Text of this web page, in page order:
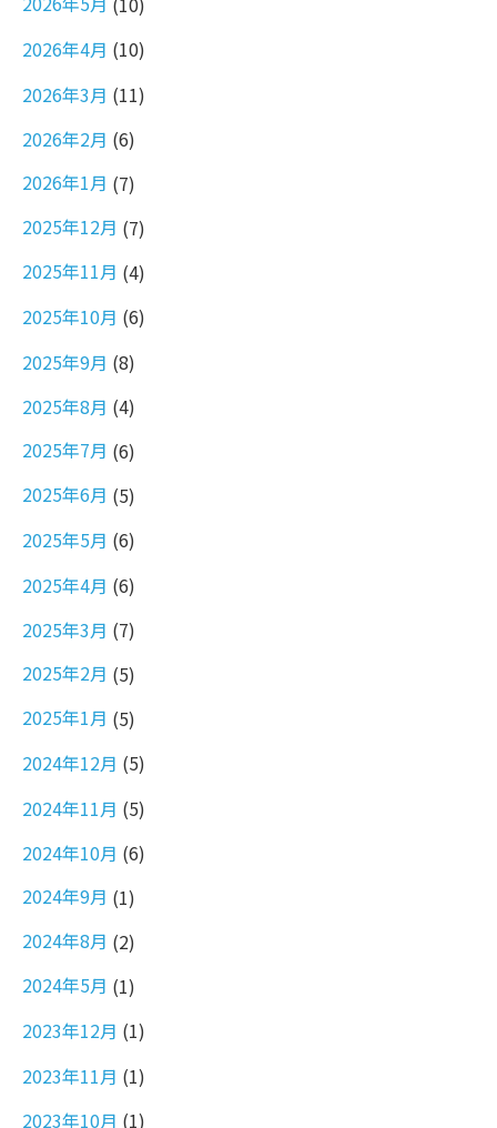
2026年4月 (10)
2026年3月 (11)
2026年2月 (6)
2026年1月 (7)
2025年12月 (7)
2025年11月 (4)
2025年10月 (6)
2025年9月 (8)
2025年8月 (4)
2025年7月 (6)
2025年6月 (5)
2025年5月 (6)
2025年4月 (6)
2025年3月 (7)
2025年2月 (5)
2025年1月 (5)
2024年12月 (5)
2024年11月 (5)
2024年10月 (6)
2024年9月 (1)
2024年8月 (2)
2024年5月 (1)
2023年12月 (1)
2023年11月 (1)
2023年10月 (1)